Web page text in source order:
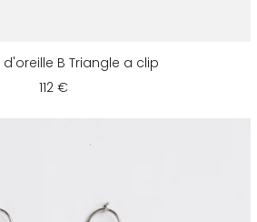
B Triangle a clip
112 €